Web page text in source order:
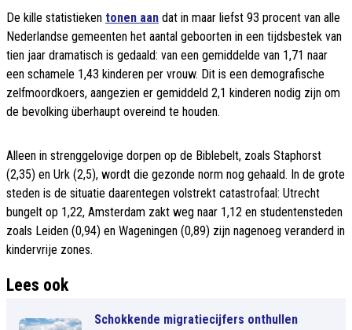
De kille statistieken tonen aan dat in maar liefst 93 procent van alle
Nederlandse gemeenten het aantal geboorten in een tijdsbestek van
tien jaar dramatisch is gedaald: van een gemiddelde van 1,71 naar
een schamele 1,43 kinderen per vrouw. Dit is een demografische
zelfmoordkoers, aangezien er gemiddeld 2,1 kinderen nodig zijn om
de bevolking überhaupt overeind te houden.
Alleen in strenggelovige dorpen op de Biblebelt, zoals Staphorst
(2,35) en Urk (2,5), wordt die gezonde norm nog gehaald. In de grote
steden is de situatie daarentegen volstrekt catastrofaal: Utrecht
bungelt op 1,22, Amsterdam zakt weg naar 1,12 en studentensteden
zoals Leiden (0,94) en Wageningen (0,89) zijn nagenoeg veranderd in
kindervrije zones.
Lees ook
Schokkende migratiecijfers onthullen